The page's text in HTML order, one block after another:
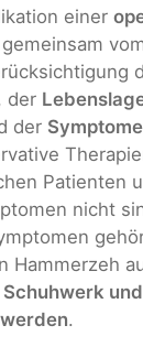
einer
der
der Symptome
Patienten
nicht
Hammerzeh
.